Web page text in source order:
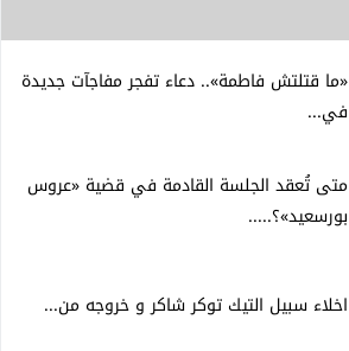
«ما قتلتش فاطمة».. دعاء تفجر مفاجآت جديدة
في...
متى تُعقد الجلسة القادمة في قضية «عروس
بورسعيد»؟.....
اخلاء سبيل التيك توكر شاكر و خروجه من...